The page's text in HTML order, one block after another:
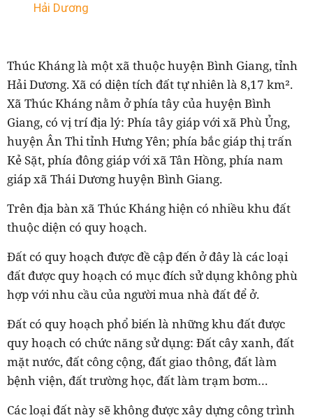
Hải Dương
Thúc Kháng là một xã thuộc huyện Bình Giang, tỉnh
Hải Dương. Xã có diện tích đất tự nhiên là 8,17 km².
Xã Thúc Kháng nằm ở phía tây của huyện Bình
Giang, có vị trí địa lý: Phía tây giáp với xã Phù Ủng,
huyện Ân Thi tỉnh Hưng Yên; phía bắc giáp thị trấn
Kẻ Sặt, phía đông giáp với xã Tân Hồng, phía nam
giáp xã Thái Dương huyện Bình Giang.
Trên địa bàn xã Thúc Kháng hiện có nhiều khu đất
thuộc diện có quy hoạch.
Đất có quy hoạch được đề cập đến ở đây là các loại
đất được quy hoạch có mục đích sử dụng không phù
hợp với nhu cầu của người mua nhà đất để ở.
Đất có quy hoạch phổ biến là những khu đất được
quy hoạch có chức năng sử dụng: Đất cây xanh, đất
mặt nước, đất công cộng, đất giao thông, đất làm
bệnh viện, đất trường học, đất làm trạm bơm…
Các loại đất này sẽ không được xây dựng công trình